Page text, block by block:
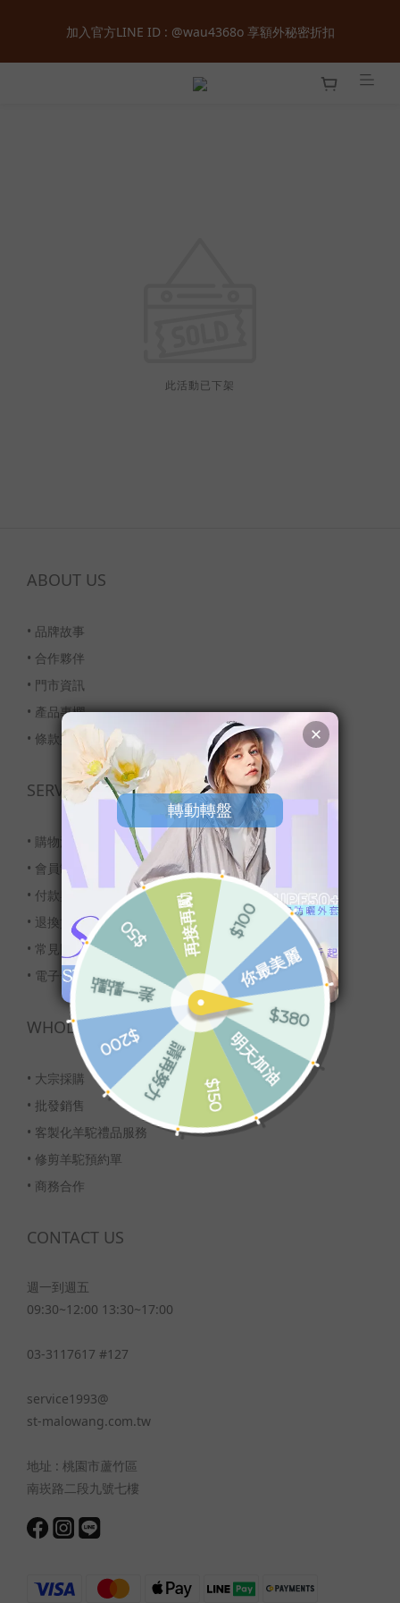
００  購物金 ‧ 累積會員等級最高享正價  ８  折起
加入官方LINE ID : @wau4368o 享額外秘密折扣
全館購物滿  ＄１８００  即享免運 ‧ 首次加入會員立即獲得  ＄１
此活動已下架
ABOUT US
• 品牌故事
• 合作夥伴
• 門市資訊
• 產品專欄
• 條款與細則
SERVICE
• 購物流程
• 會員制度
• 付款與配送
• 退換貨服務
• 常見問題
• 電子發票
WHOLESALE
• 大宗採購
• 批發銷售
• 客製化羊駝禮品服務
• 修剪羊駝預約單
• 商務合作
CONTACT US
週一到週五
09:30~12:00 13:30~17:00
03-3117617 #127
service1993@
st-malowang.com.tw
地址 : 桃園市蘆竹區
南崁路二段九號七樓